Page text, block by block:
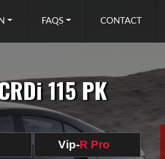
FAQS CONTACT
115 PK
Vip-R Pro